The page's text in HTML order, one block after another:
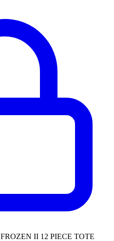
FROZEN II 12 PIECE TOTE